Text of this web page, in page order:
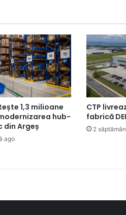
1,3 milioane
hub-
din Argeș
ago
CTP
fabrică
2